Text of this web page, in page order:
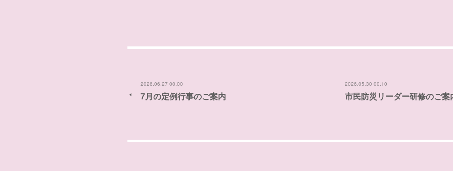
2026.06.27 00:00
7月の定例行事のご案内
2026.05.30 00:10
市民防災リーダー研修のご案